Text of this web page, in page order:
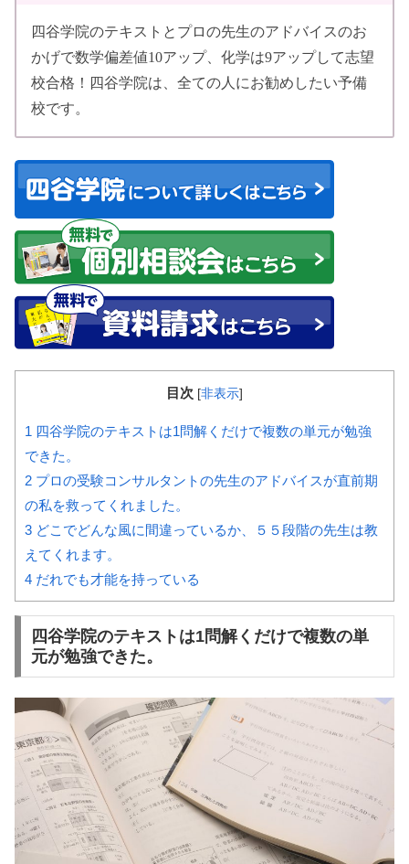
四谷学院のテキストとプロの先生のアドバイスのお
かげで数学偏差値10アップ、化学は9アップして志望
校合格！四谷学院は、全ての人にお勧めしたい予備
校です。
目次 [非表示]
1 四谷学院のテキストは1問解くだけで複数の単元が勉強
できた。
2 プロの受験コンサルタントの先生のアドバイスが直前期
の私を救ってくれました。
3 どこでどんな風に間違っているか、５５段階の先生は教
えてくれます。
4 だれでも才能を持っている
四谷学院のテキストは1問解くだけで複数の単
元が勉強できた。